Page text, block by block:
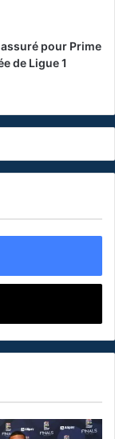
pour Prime
de Ligue 1